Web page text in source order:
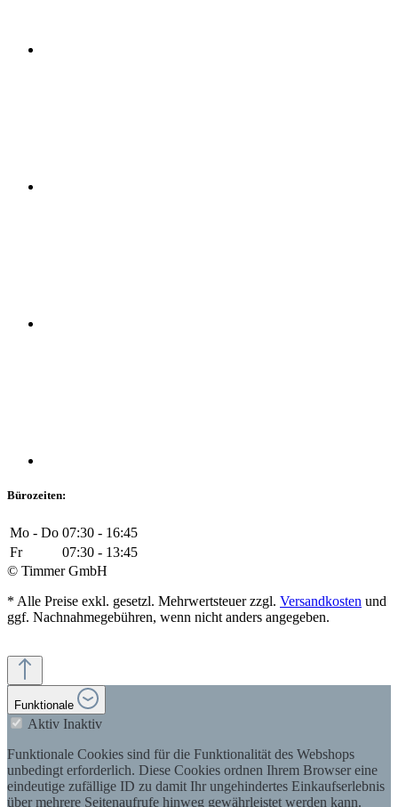
Bürozeiten:
Mo - Do 07:30 - 16:45
Fr
07:30 - 13:45
© Timmer GmbH
* Alle Preise exkl. gesetzl. Mehrwertsteuer zzgl. Versandkosten und
ggf. Nachnahmegebühren, wenn nicht anders angegeben.
Funktionale
Aktiv Inaktiv
Funktionale Cookies sind für die Funktionalität des Webshops
unbedingt erforderlich. Diese Cookies ordnen Ihrem Browser eine
eindeutige zufällige ID zu damit Ihr ungehindertes Einkaufserlebnis
über mehrere Seitenaufrufe hinweg gewährleistet werden kann.